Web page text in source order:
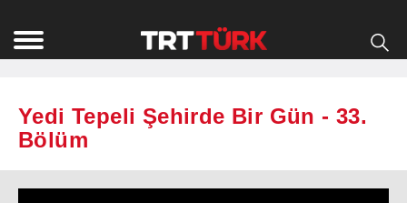
Yedi Tepeli Şehirde Bir Gün - 33.
Bölüm